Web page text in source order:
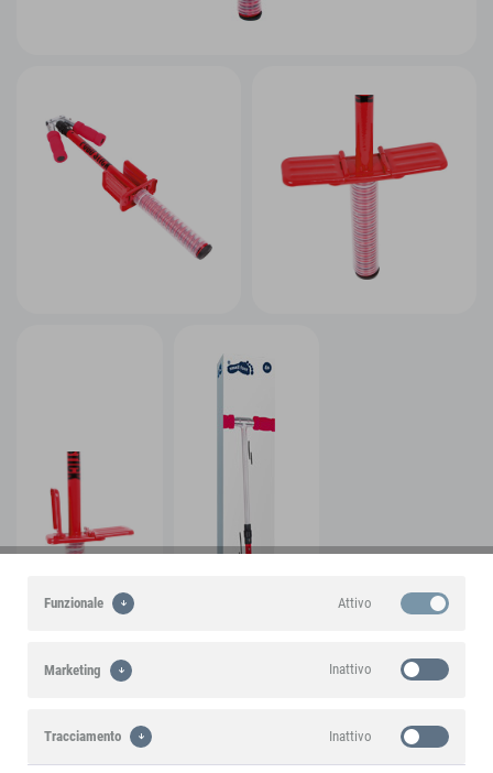
Funzionale Attivo
Marketing Inattivo
Tracciamento Inattivo